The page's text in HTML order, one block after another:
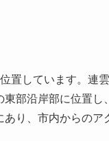
しています。連
部沿岸部に位置し
り、市内からの